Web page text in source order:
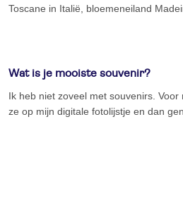
Toscane in Italië, bloemeneiland
Wat is je mooiste souvenir?
Ik heb niet zoveel met souvenirs.
ze op mijn digitale fotolijstje en dan